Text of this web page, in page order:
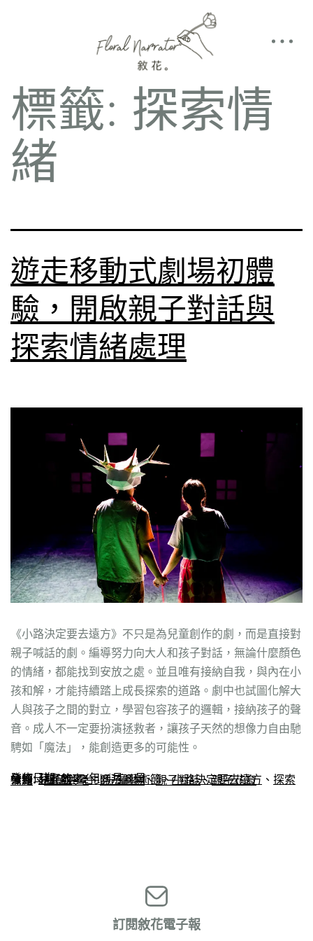
標籤: 探索情
緒
遊走移動式劇場初體
驗，開啟親子對話與
探索情緒處理
《小路決定要去遠方》不只是為兒童創作的劇，而是直接對
親子喊話的劇。編導努力向大人和孩子對話，無論什麼顏色
的情緒，都能找到安放之處。並且唯有接納自我，與內在小
孩和解，才能持續踏上成長探索的道路。劇中也試圖化解大
人與孩子之間的對立，學習包容孩子的邏輯，接納孩子的聲
音。成人不一定要扮演拯救者，讓孩子天然的想像力自由馳
騁如「魔法」，能創造更多的可能性。
發佈日期:2022 年 8 月 8 日
分類:蒔光敘事
標籤:兒藝節、台北兒童藝術節、小路決定要去遠方 、
探索情緒、親子共學、親子劇場、親子對話、親子花育
訂閱敘花電子報